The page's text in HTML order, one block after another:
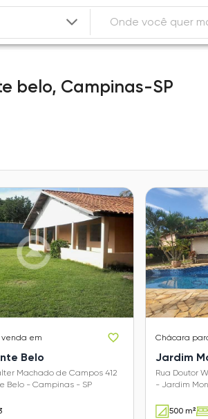
belo, Campinas-SP
em
Belo
Machado de Campos 412
Belo - Campinas - SP
Chácara
Jardim
Rua Doutor
- Jardim
500 m²